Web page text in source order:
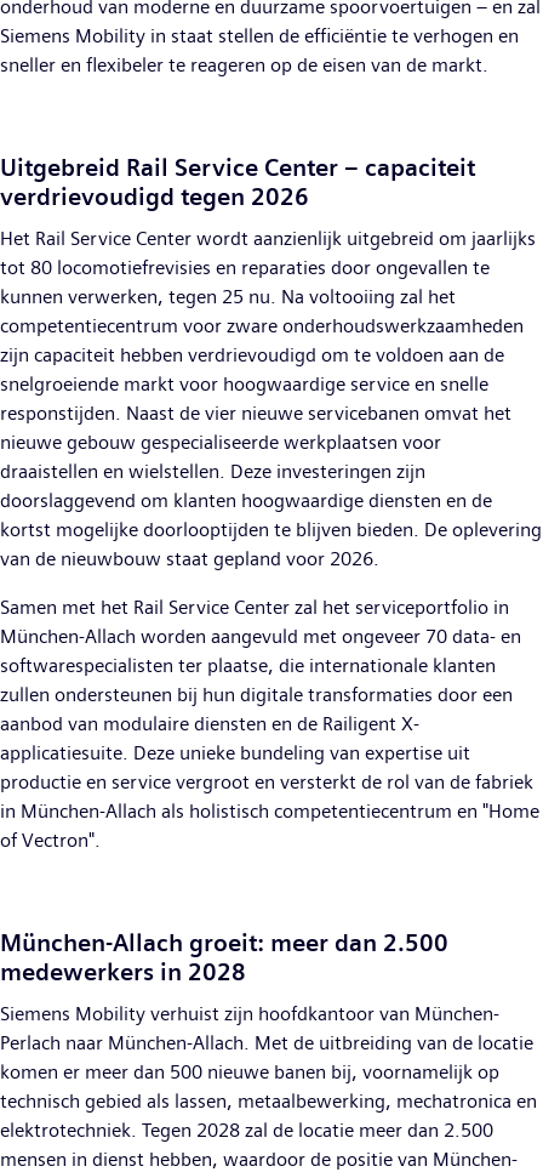
onderhoud van moderne en duurzame spoorvoertuigen – en zal
Siemens Mobility in staat stellen de efficiëntie te verhogen en
sneller en flexibeler te reageren op de eisen van de markt.
Uitgebreid Rail Service Center – capaciteit
verdrievoudigd tegen 2026
Het Rail Service Center wordt aanzienlijk uitgebreid om jaarlijks
tot 80 locomotiefrevisies en reparaties door ongevallen te
kunnen verwerken, tegen 25 nu. Na voltooiing zal het
competentiecentrum voor zware onderhoudswerkzaamheden
zijn capaciteit hebben verdrievoudigd om te voldoen aan de
snelgroeiende markt voor hoogwaardige service en snelle
responstijden. Naast de vier nieuwe servicebanen omvat het
nieuwe gebouw gespecialiseerde werkplaatsen voor
draaistellen en wielstellen. Deze investeringen zijn
doorslaggevend om klanten hoogwaardige diensten en de
kortst mogelijke doorlooptijden te blijven bieden. De oplevering
van de nieuwbouw staat gepland voor 2026.
Samen met het Rail Service Center zal het serviceportfolio in
München-Allach worden aangevuld met ongeveer 70 data- en
softwarespecialisten ter plaatse, die internationale klanten
zullen ondersteunen bij hun digitale transformaties door een
aanbod van modulaire diensten en de Railigent X-
applicatiesuite. Deze unieke bundeling van expertise uit
productie en service vergroot en versterkt de rol van de fabriek
in München-Allach als holistisch competentiecentrum en "Home
of Vectron".
München-Allach groeit: meer dan 2.500
medewerkers in 2028
Siemens Mobility verhuist zijn hoofdkantoor van München-
Perlach naar München-Allach. Met de uitbreiding van de locatie
komen er meer dan 500 nieuwe banen bij, voornamelijk op
technisch gebied als lassen, metaalbewerking, mechatronica en
elektrotechniek. Tegen 2028 zal de locatie meer dan 2.500
mensen in dienst hebben, waardoor de positie van München-